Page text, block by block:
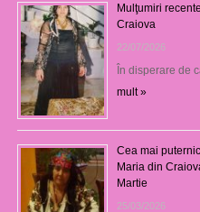
Mulţumiri
Craiova
22/07/2026
În disperare de
mult »
Cea mai
Maria din
Martie
25/03/2026